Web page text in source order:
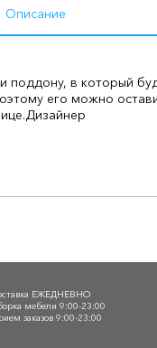
Описание
в который
его можно
Дизайнер
ЕЖЕДНЕВНО
мебели 9:00-23:00
заказов 9:00-23:00